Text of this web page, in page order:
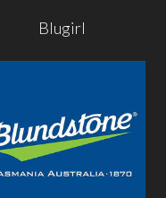
Blugirl